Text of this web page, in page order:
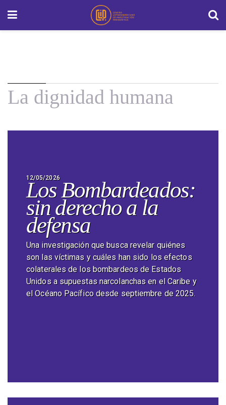
La dignidad humana
12/05/2026
Los Bombardeados:
sin derecho a la
defensa
Una investigación que busca revelar quiénes
son las víctimas y cuáles han sido los efectos
colaterales de los bombardeos de Estados
Unidos a supuestas narcolanchas en el Caribe y
el Océano Pacífico desde septiembre de 2025.